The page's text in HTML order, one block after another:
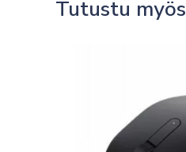
Tutustu myös